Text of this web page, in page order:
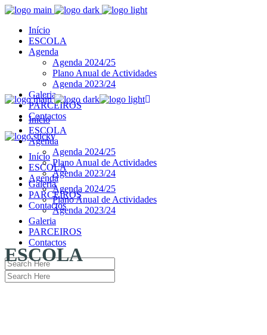
Início
ESCOLA
Agenda
Agenda 2024/25
Plano Anual de Actividades
Agenda 2023/24
Galeria
PARCEIROS
Contactos
Início
ESCOLA
Agenda
Agenda 2024/25
Plano Anual de Actividades
Agenda 2023/24
Galeria
PARCEIROS
Contactos
Início
ESCOLA
Agenda
Agenda 2024/25
Plano Anual de Actividades
Agenda 2023/24
Galeria
PARCEIROS
Contactos
ESCOLA